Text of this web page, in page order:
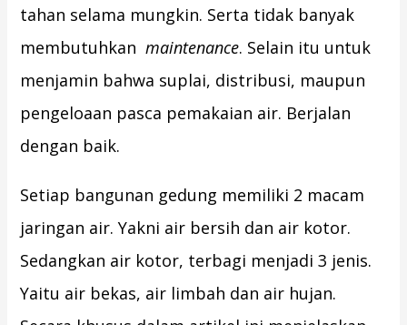
tahan selama mungkin. Serta tidak banyak
membutuhkanmaintenance. Selain itu untuk
menjamin bahwa suplai, distribusi, maupun
pengeloaan pasca pemakaian air. Berjalan
dengan baik.
Setiap bangunan gedung memiliki 2 macam
jaringan air. Yakni air bersih dan air kotor.
Sedangkan air kotor, terbagi menjadi 3 jenis.
Yaitu air bekas, air limbah dan air hujan.